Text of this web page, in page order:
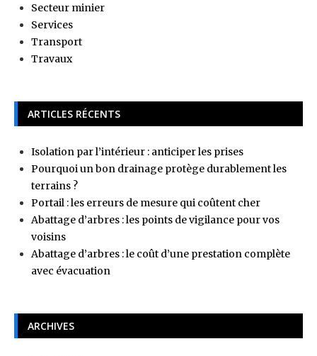
Secteur minier
Services
Transport
Travaux
ARTICLES RÉCENTS
Isolation par l’intérieur : anticiper les prises
Pourquoi un bon drainage protège durablement les
terrains ?
Portail : les erreurs de mesure qui coûtent cher
Abattage d’arbres : les points de vigilance pour vos
voisins
Abattage d’arbres : le coût d’une prestation complète
avec évacuation
ARCHIVES